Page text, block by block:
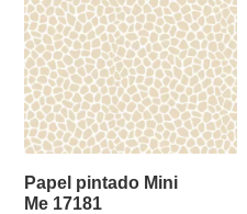
a
Papel pintado Mini
Me 17181